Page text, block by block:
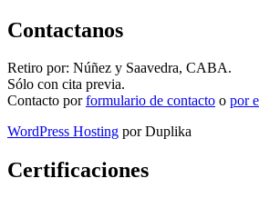
Contactanos
Retiro por: Núñez y Saavedra, CABA.
Sólo con cita previa.
Contacto porformulario de contacto o por
WordPress Hosting por Duplika
Certificaciones